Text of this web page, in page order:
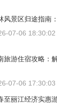
风景区归途指南
07-06 18:30:02
旅游住宿攻略：
07-06 17:30:03
至丽江经济实惠